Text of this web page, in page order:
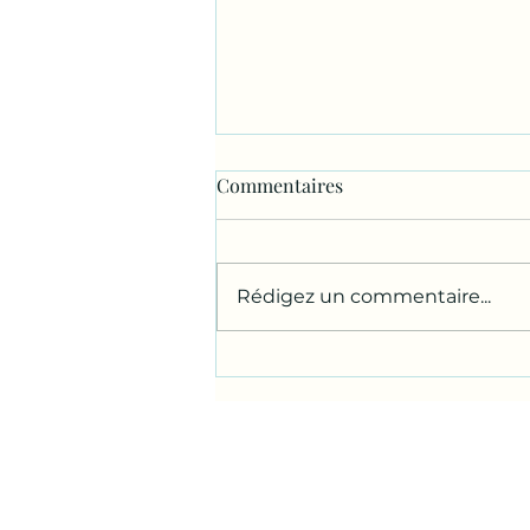
Commentaires
Rédigez un commentaire...